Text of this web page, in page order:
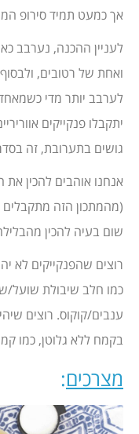
אך כמעט תמיד סירופ
לעניין ההכנה, נערבב
ואחת של רטובים,
לערבב יותר מדי
יתקבלו פנקייקים
גושים בתערובת, זה
אנחנו אוהבים להכין את
שום בעיה להכין
רוצים שהפנקייקים לא
כמו חלב שיבולת שועל/
ענבים/קוקוס. רוצים
בקמח ללא גלוטן, כמו
מצרכים: